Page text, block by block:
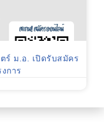
ร์ ม.อ. เปิดรับสมัคร
การ